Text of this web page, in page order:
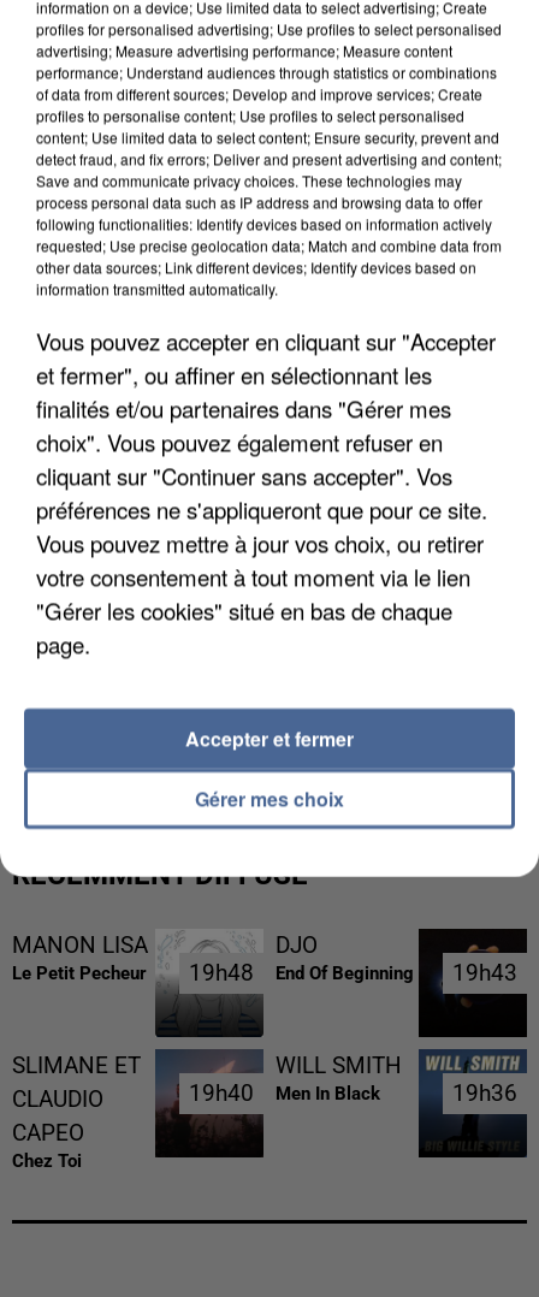
APRÈS TOUTES CES CANICULES, LES REFUGES
DE FAUNE SAUVAGE SONT...
L’UN DES FONDATEURS SUPPOSÉS DE LA DZ
MAFIA INTERPELLÉ EN ALGÉRIE
RÉCEMMENT DIFFUSÉ
MANON LISA
Le Petit Pecheur 19h48
19h48
DJO
End Of Beginning 19h43
19h43
SLIMANE ET
CLAUDIO
CAPEO
Chez Toi
19h40
19h40
WILL SMITH
Men In Black 19h36
19h36
information on a device; Use limited data to select advertising; Create
profiles for personalised advertising; Use profiles to select personalised
advertising; Measure advertising performance; Measure content
performance; Understand audiences through statistics or combinations
of data from different sources; Develop and improve services; Create
profiles to personalise content; Use profiles to select personalised
content; Use limited data to select content; Ensure security, prevent and
detect fraud, and fix errors; Deliver and present advertising and content;
Save and communicate privacy choices. These technologies may
process personal data such as IP address and browsing data to offer
following functionalities: Identify devices based on information actively
requested; Use precise geolocation data; Match and combine data from
other data sources; Link different devices; Identify devices based on
information transmitted automatically.
Vous pouvez accepter en cliquant sur "Accepter
et fermer", ou affiner en sélectionnant les
finalités et/ou partenaires dans "Gérer mes
choix". Vous pouvez également refuser en
cliquant sur "Continuer sans accepter". Vos
préférences ne s'appliqueront que pour ce site.
Vous pouvez mettre à jour vos choix, ou retirer
votre consentement à tout moment via le lien
"Gérer les cookies" situé en bas de chaque
page.
Gérer mes choix
Accepter et fermer